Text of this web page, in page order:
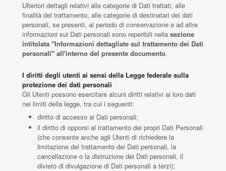
Ulteriori dettagli relativi alle categorie di Dati trattati, alle
finalità del trattamento, alle categorie di destinatari dei dati
personali, se presenti, al periodo di conservazione e ad altre
informazioni sui Dati personali sono reperibili nella sezione
intitolata "Informazioni dettagliate sul trattamento dei Dati
personali" all'interno del presente documento.
I diritti degli utenti ai sensi della Legge federale sulla
protezione dei dati personali
Gli Utenti possono esercitare alcuni diritti relativi ai loro dati
nei limiti della legge, tra cui i seguenti:
diritto di accesso ai Dati personali;
il diritto di opporsi al trattamento dei propri Dati Personali
(che consente anche agli Utenti di richiedere la
limitazione del trattamento dei Dati personali, la
cancellazione o la distruzione dei Dati personali, il
divieto di divulgazione di Dati personali a terzi);